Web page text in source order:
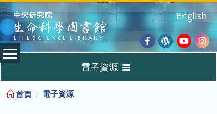
:::
Facebook
Wordpress
English
電子資源
首頁 電子資源